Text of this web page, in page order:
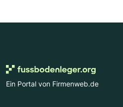
Ein Portal von Firmenweb.de